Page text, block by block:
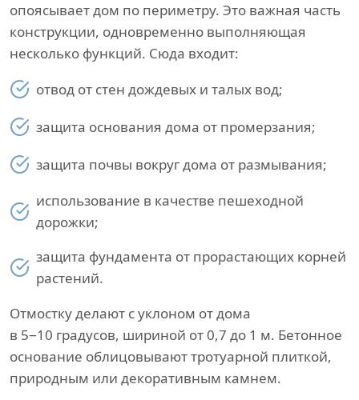
опоясывает дом по периметру. Это важная часть
конструкции, одновременно выполняющая
несколько функций. Сюда входит:
отвод от стен дождевых и талых вод;
защита основания дома от промерзания;
защита почвы вокруг дома от размывания;
использование в качестве пешеходной
дорожки;
защита фундамента от прорастающих корней
растений.
Отмостку делают с уклоном от дома
в 5−10 градусов, шириной от 0,7 до 1 м. Бетонное
основание облицовывают тротуарной плиткой,
природным или декоративным камнем.